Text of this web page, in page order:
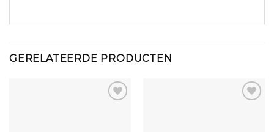
GERELATEERDE PRODUCTEN